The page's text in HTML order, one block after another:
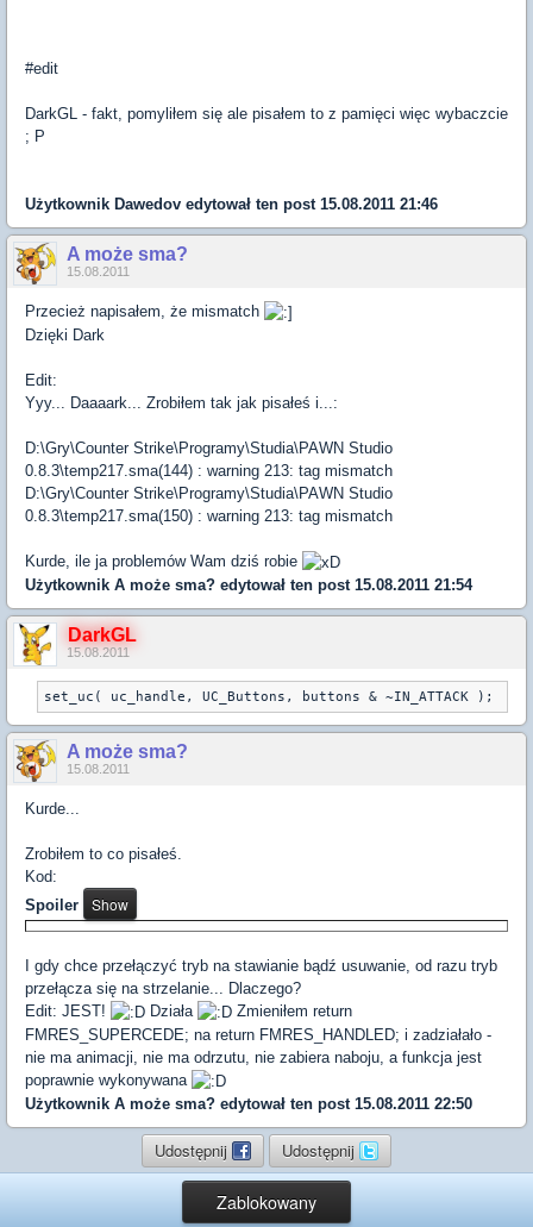
#edit
DarkGL - fakt, pomyliłem się ale pisałem to z pamięci więc wybaczcie
; P
Użytkownik Dawedov edytował ten post 15.08.2011 21:46
A może sma?
15.08.2011
Przecież napisałem, że mismatch
Dzięki Dark
Edit:
Yyy... Daaaark... Zrobiłem tak jak pisałeś i...:
D:\Gry\Counter Strike\Programy\Studia\PAWN Studio
0.8.3\temp217.sma(144) : warning 213: tag mismatch
D:\Gry\Counter Strike\Programy\Studia\PAWN Studio
0.8.3\temp217.sma(150) : warning 213: tag mismatch
Kurde, ile ja problemów Wam dziś robie
Użytkownik A może sma? edytował ten post 15.08.2011 21:54
DarkGL
15.08.2011
set_uc( uc_handle, UC_Buttons, buttons & ~IN_ATTACK );
A może sma?
15.08.2011
Kurde...
Zrobiłem to co pisałeś.
Kod:
Spoiler
I gdy chce przełączyć tryb na stawianie bądź usuwanie, od razu tryb
przełącza się na strzelanie... Dlaczego?
Edit: JEST!
Działa
Zmieniłem return
FMRES_SUPERCEDE; na return FMRES_HANDLED; i zadziałało -
nie ma animacji, nie ma odrzutu, nie zabiera naboju, a funkcja jest
poprawnie wykonywana
Użytkownik A może sma? edytował ten post 15.08.2011 22:50
Udostępnij Udostępnij
Zablokowany